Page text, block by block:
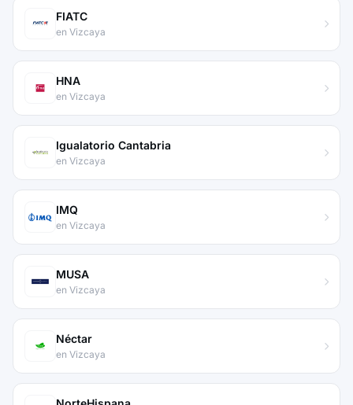
FIATC
en Vizcaya
HNA
en Vizcaya
Igualatorio Cantabria
en Vizcaya
IMQ
en Vizcaya
MUSA
en Vizcaya
Néctar
en Vizcaya